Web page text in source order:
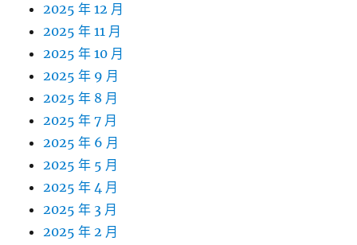
2025 年 12 月
2025 年 11 月
2025 年 10 月
2025 年 9 月
2025 年 8 月
2025 年 7 月
2025 年 6 月
2025 年 5 月
2025 年 4 月
2025 年 3 月
2025 年 2 月